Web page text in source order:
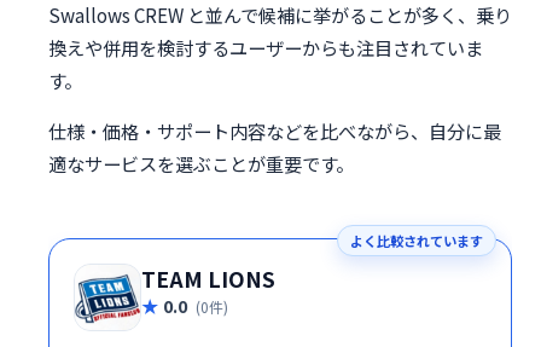
Swallows CREW と並んで候補に挙がることが多く、乗り
換えや併用を検討するユーザーからも注目されていま
す。
仕様・価格・サポート内容などを比べながら、自分に最
適なサービスを選ぶことが重要です。
よく比較されています
TEAM LIONS
0.0 (0件)